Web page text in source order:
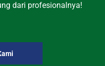
dari profesionalnya!